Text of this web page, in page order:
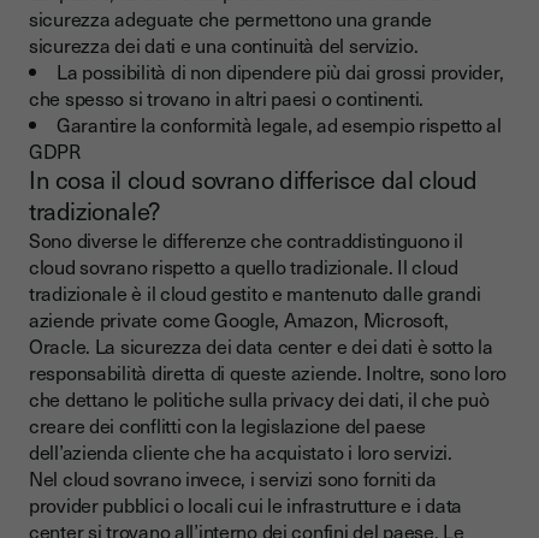
sicurezza adeguate che permettono una grande
sicurezza dei dati e una continuità del servizio.
La possibilità di non dipendere più dai grossi provider,
che spesso si trovano in altri paesi o continenti.
Garantire la conformità legale, ad esempio rispetto al
GDPR
In cosa il cloud sovrano differisce dal cloud
tradizionale?
Sono diverse le differenze che contraddistinguono il
cloud sovrano rispetto a quello tradizionale. Il cloud
tradizionale è il cloud gestito e mantenuto dalle grandi
aziende private come Google, Amazon, Microsoft,
Oracle. La sicurezza dei data center e dei dati è sotto la
responsabilità diretta di queste aziende. Inoltre, sono loro
che dettano le politiche sulla privacy dei dati, il che può
creare dei conflitti con la legislazione del paese
dell’azienda cliente che ha acquistato i loro servizi.
Nel cloud sovrano invece, i servizi sono forniti da
provider pubblici o locali cui le infrastrutture e i data
center si trovano all’interno dei confini del paese. Le